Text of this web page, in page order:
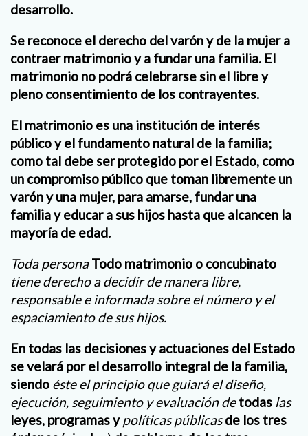
desarrollo.
Se reconoce el derecho del varón y de la mujer a
contraer matrimonio y a fundar una familia. El
matrimonio no podrá celebrarse sin el libre y
pleno consentimiento de los contrayentes.
El matrimonio es una institución de interés
público y el fundamento natural de la familia;
como tal debe ser protegido por el Estado, como
un compromiso público que toman libremente un
varón y una mujer, para amarse, fundar una
familia y educar a sus hijos hasta que alcancen la
mayoría de edad.
Toda persona Todo matrimonio o concubinato
tiene derecho a decidir de manera libre,
responsable e informada sobre el número y el
espaciamiento de sus hijos.
En todas las decisiones y actuaciones del Estado
se velará por el desarrollo integral de la familia,
siendo éste el principio que guiará el diseño,
ejecución, seguimiento y evaluación de todas las
leyes, programas y políticas públicasde los tres